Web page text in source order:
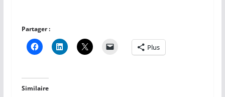
Partager :
Plus
Similaire